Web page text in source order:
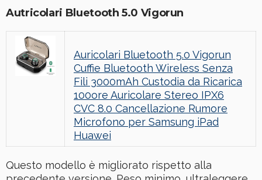
Autricolari Bluetooth 5.0 Vigorun
Auricolari Bluetooth 5.0 Vigorun
Cuffie Bluetooth Wireless Senza
Fili 3000mAh Custodia da Ricarica
100ore Auricolare Stereo IPX6
CVC 8.0 Cancellazione Rumore
Microfono per Samsung iPad
Huawei
Questo modello è migliorato rispetto alla